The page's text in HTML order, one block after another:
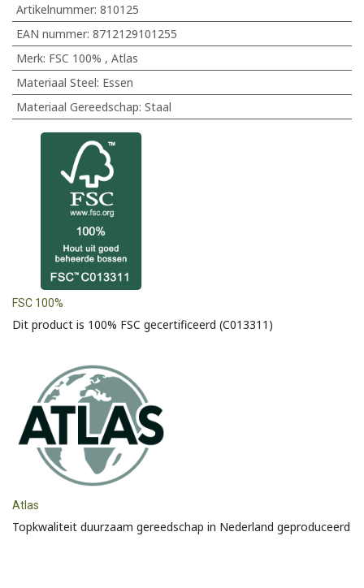
Artikelnummer: 810125
EAN nummer: 8712129101255
Merk: FSC 100% , Atlas
Materiaal Steel: Essen
Materiaal Gereedschap: Staal
FSC 100%
Dit product is 100% FSC gecertificeerd (C013311)
Atlas
Topkwaliteit duurzaam gereedschap in Nederland geproduceerd